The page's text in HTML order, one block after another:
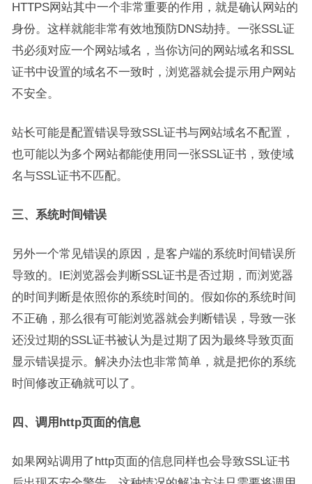
HTTPS网站其中一个非常重要的作用，就是确认网站的
身份。这样就能非常有效地预防DNS劫持。一张SSL证
书必须对应一个网站域名，当你访问的网站域名和SSL
证书中设置的域名不一致时，浏览器就会提示用户网站
不安全。
站长可能是配置错误导致SSL证书与网站域名不配置，
也可能以为多个网站都能使用同一张SSL证书，致使域
名与SSL证书不匹配。
三、系统时间错误
另外一个常见错误的原因，是客户端的系统时间错误所
导致的。IE浏览器会判断SSL证书是否过期，而浏览器
的时间判断是依照你的系统时间的。假如你的系统时间
不正确，那么很有可能浏览器就会判断错误，导致一张
还没过期的SSL证书被认为是过期了因为最终导致页面
显示错误提示。解决办法也非常简单，就是把你的系统
时间修改正确就可以了。
四、调用http页面的信息
如果网站调用了http页面的信息同样也会导致SSL证书